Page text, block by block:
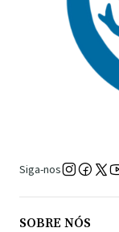
Siga-nos
SOBRE NÓS